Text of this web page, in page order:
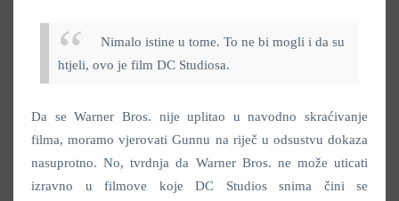
Nimalo istine u tome. To ne bi mogli i da su
htjeli, ovo je film DC Studiosa.
Da se Warner Bros. nije uplitao u navodno skraćivanje
filma, moramo vjerovati Gunnu na riječ u odsustvu dokaza
nasuprotno. No, tvrdnja da Warner Bros. ne može uticati
izravno u filmove koje DC Studios snima čini se